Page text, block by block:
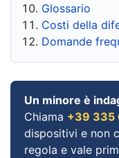
Glossario
Costi della
Domande
Un minore è
Chiama +39 335
dispositivi e non
regola e vale